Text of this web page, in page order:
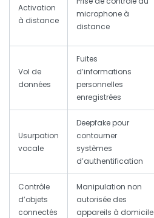
Activation
à distance
microphone à
distance
Vol de
données
Fuites
d’informations
personnelles
enregistrées
Usurpation
vocale
Deepfake pour
contourner
systèmes
d’authentification
Contrôle
d’objets
connectés
Manipulation non
autorisée des
appareils à domicile